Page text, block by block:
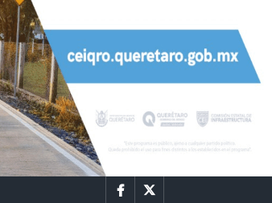
FacebookTwitter